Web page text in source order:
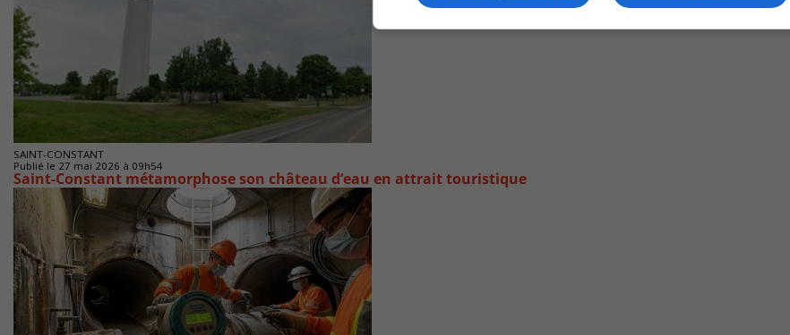
SAINT-CONSTANT
Publié le 27 mai 2026 à 09h54
Saint-Constant métamorphose son château d’eau en attrait touristique